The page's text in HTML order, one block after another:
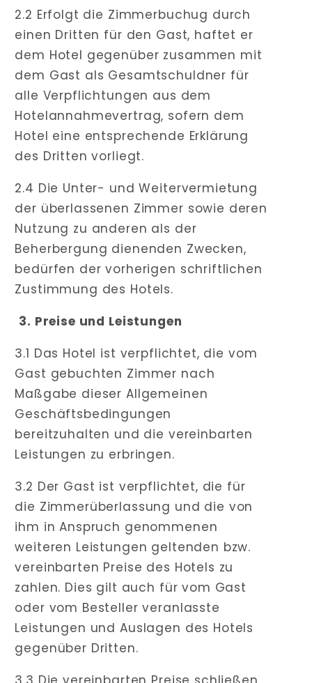
2.2 Erfolgt die Zimmerbuchug durch
einen Dritten für den Gast, haftet er
dem Hotel gegenüber zusammen mit
dem Gast als Gesamtschuldner für
alle Verpflichtungen aus dem
Hotelannahmevertrag, sofern dem
Hotel eine entsprechende Erklärung
des Dritten vorliegt.
2.4 Die Unter- und Weitervermietung
der überlassenen Zimmer sowie deren
Nutzung zu anderen als der
Beherbergung dienenden Zwecken,
bedürfen der vorherigen schriftlichen
Zustimmung des Hotels.
3. Preise und Leistungen
3.1 Das Hotel ist verpflichtet, die vom
Gast gebuchten Zimmer nach
Maßgabe dieser Allgemeinen
Geschäftsbedingungen
bereitzuhalten und die vereinbarten
Leistungen zu erbringen.
3.2 Der Gast ist verpflichtet, die für
die Zimmerüberlassung und die von
ihm in Anspruch genommenen
weiteren Leistungen geltenden bzw.
vereinbarten Preise des Hotels zu
zahlen. Dies gilt auch für vom Gast
oder vom Besteller veranlasste
Leistungen und Auslagen des Hotels
gegenüber Dritten.